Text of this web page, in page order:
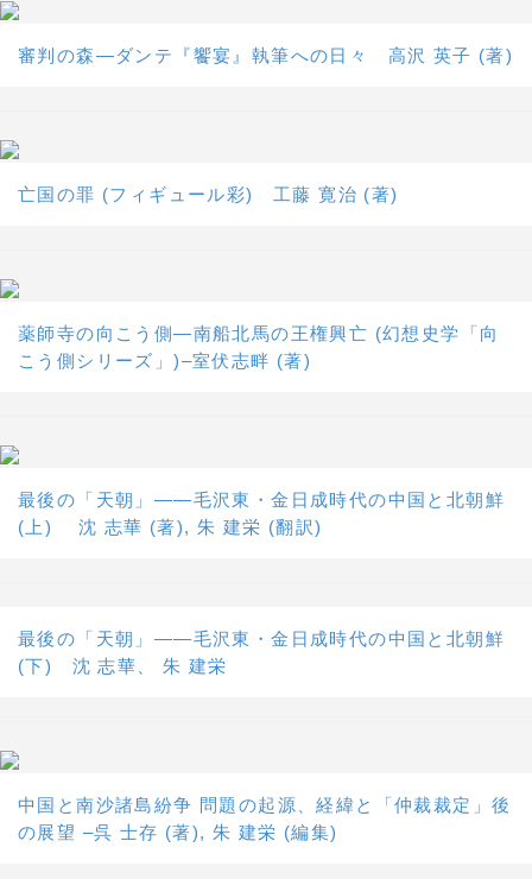
審判の森―ダンテ『饗宴』執筆への日々 高沢 英子 (著)
亡国の罪 (フィギュール彩) 工藤 寛治 (著)
薬師寺の向こう側―南船北馬の王権興亡 (幻想史学「向
こう側シリーズ」)–室伏志畔 (著)
最後の「天朝」――毛沢東・金日成時代の中国と北朝鮮
(上) 沈 志華 (著), 朱 建栄 (翻訳)
最後の「天朝」――毛沢東・金日成時代の中国と北朝鮮
(下) 沈 志華、 朱 建栄
中国と南沙諸島紛争 問題の起源、経緯と「仲裁裁定」後
の展望 –呉 士存 (著), 朱 建栄 (編集)